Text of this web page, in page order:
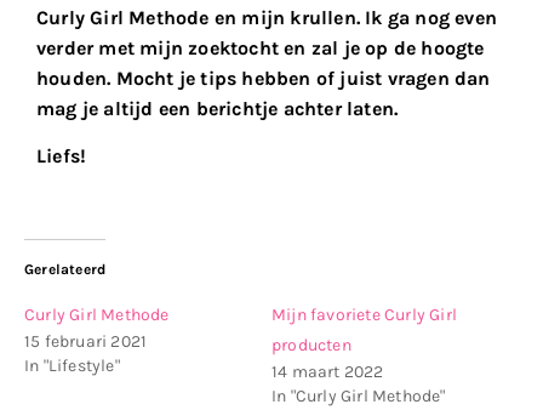
Curly Girl Methode en mijn krullen. Ik ga nog even
verder met mijn zoektocht en zal je op de hoogte
houden. Mocht je tips hebben of juist vragen dan
mag je altijd een berichtje achter laten.
Liefs!
Gerelateerd
Curly Girl Methode
15 februari 2021
In "Lifestyle"
Mijn favoriete Curly Girl
producten
14 maart 2022
In "Curly Girl Methode"